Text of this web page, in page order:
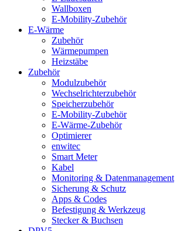
Wallboxen
E-Mobility-Zubehör
E-Wärme
Zubehör
Wärmepumpen
Heizstäbe
Zubehör
Modulzubehör
Wechselrichterzubehör
Speicherzubehör
E-Mobility-Zubehör
E-Wärme-Zubehör
Optimierer
enwitec
Smart Meter
Kabel
Monitoring & Datenmanagement
Sicherung & Schutz
Apps & Codes
Befestigung & Werkzeug
Stecker & Buchsen